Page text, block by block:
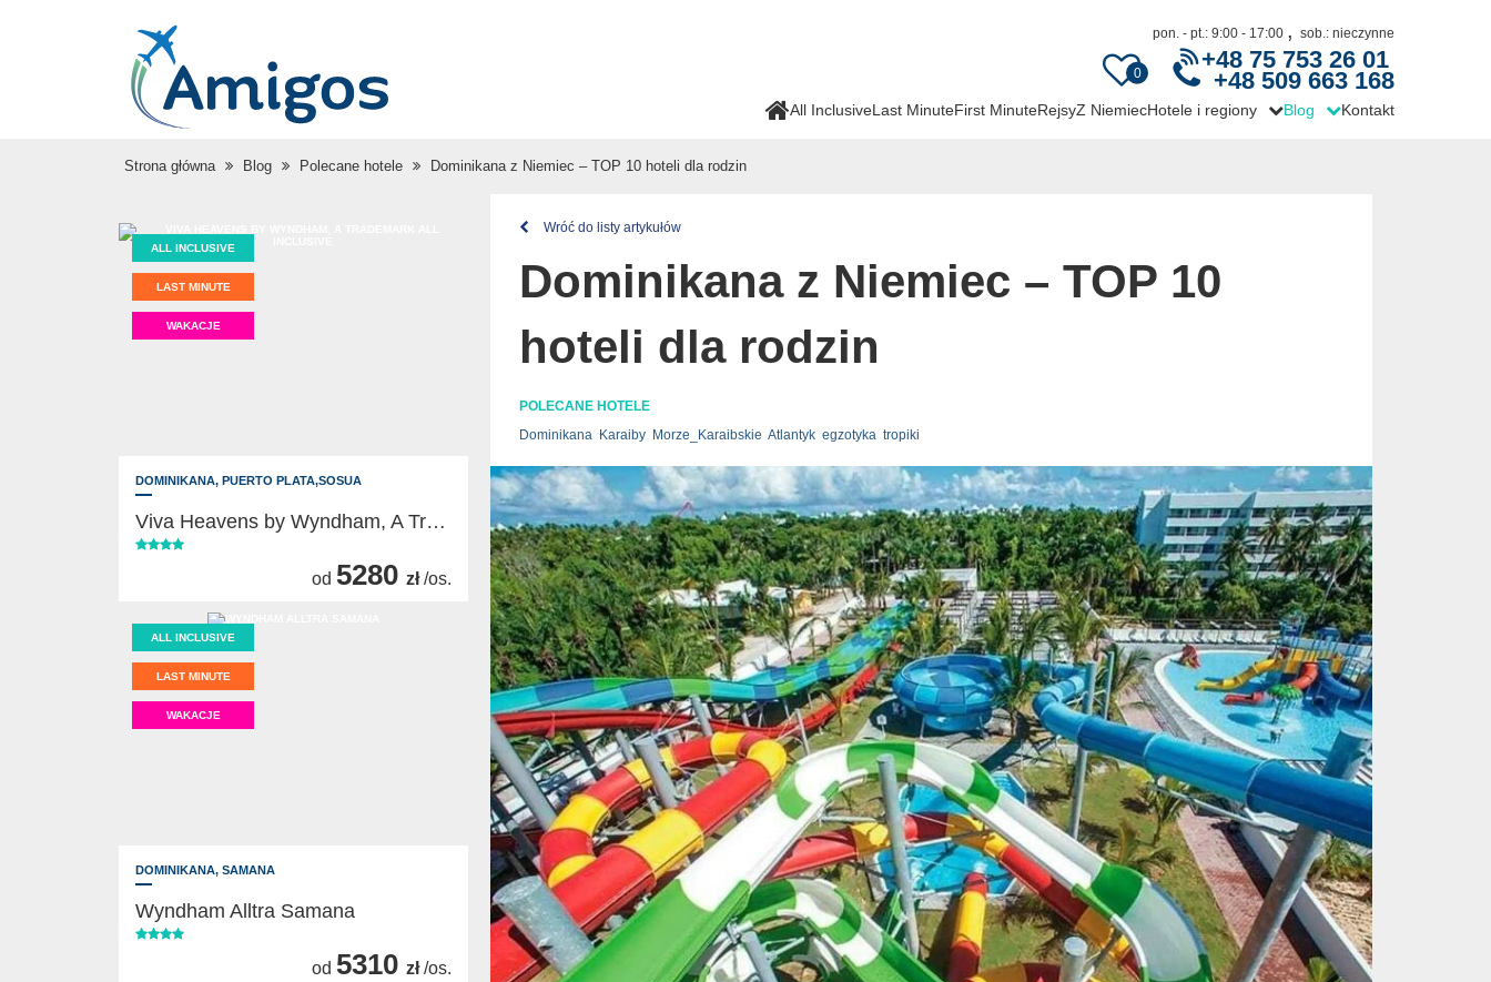
0
pon. - pt.: 9:00 - 17:00 , sob.: nieczynne
+48 75 753 26 01
+48 509 663 168
All InclusiveLast MinuteFirst MinuteRejsyZ NiemiecHotele i regiony Blog Kontakt
Strona główna Blog Polecane hotele Dominikana z Niemiec – TOP 10 hoteli dla rodzin
Wróć do listy artykułów
Dominikana z Niemiec – TOP 10
hoteli dla rodzin
POLECANE HOTELE
Dominikana Karaiby Morze_Karaibskie Atlantyk egzotyka tropiki
ALL INCLUSIVE
LAST MINUTE
WAKACJE
DOMINIKANA, PUERTO PLATA,SOSUA
Viva Heavens by Wyndham, A Trademark All Inclusive
od 5280 zł /os.
ALL INCLUSIVE
LAST MINUTE
WAKACJE
DOMINIKANA, SAMANA
Wyndham Alltra Samana
od 5310 zł /os.